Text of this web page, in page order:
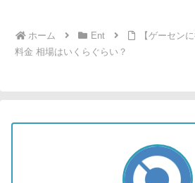
ホーム Ent
【ゲーセン
料金 相場はいくらぐらい？